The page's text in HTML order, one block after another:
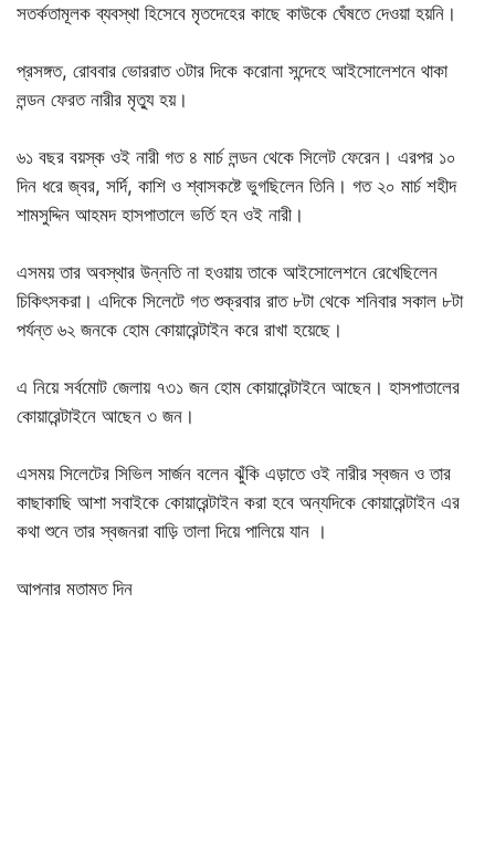
সতর্কতামূলক ব্যবস্থা হিসেবে মৃতদেহের কাছে কাউকে ঘেঁষতে দেওয়া হয়নি।
প্রসঙ্গত, রোববার ভোররাত ৩টার দিকে করোনা সন্দেহে আইসোলেশনে থাকা
লন্ডন ফেরত নারীর মৃত্যু হয়।
৬১ বছর বয়স্ক ওই নারী গত ৪ মার্চ লন্ডন থেকে সিলেট ফেরেন। এরপর ১০
দিন ধরে জ্বর, সর্দি, কাশি ও শ্বাসকষ্টে ভুগছিলেন তিনি। গত ২০ মার্চ শহীদ
শামসুদ্দিন আহমদ হাসপাতালে ভর্তি হন ওই নারী।
এসময় তার অবস্থার উন্নতি না হওয়ায় তাকে আইসোলেশনে রেখেছিলেন
চিকিৎসকরা। এদিকে সিলেটে গত শুক্রবার রাত ৮টা থেকে শনিবার সকাল ৮টা
পর্যন্ত ৬২ জনকে হোম কোয়ারেন্টাইন করে রাখা হয়েছে।
এ নিয়ে সর্বমোট জেলায় ৭৩১ জন হোম কোয়ারেন্টাইনে আছেন। হাসপাতালের
কোয়ারেন্টাইনে আছেন ৩ জন।
এসময় সিলেটের সিভিল সার্জন বলেন ঝুঁকি এড়াতে ওই নারীর স্বজন ও তার
কাছাকাছি আশা সবাইকে কোয়ারেন্টাইন করা হবে অন্যদিকে কোয়ারেন্টাইন এর
কথা শুনে তার স্বজনরা বাড়ি তালা দিয়ে পালিয়ে যান ।
আপনার মতামত দিন